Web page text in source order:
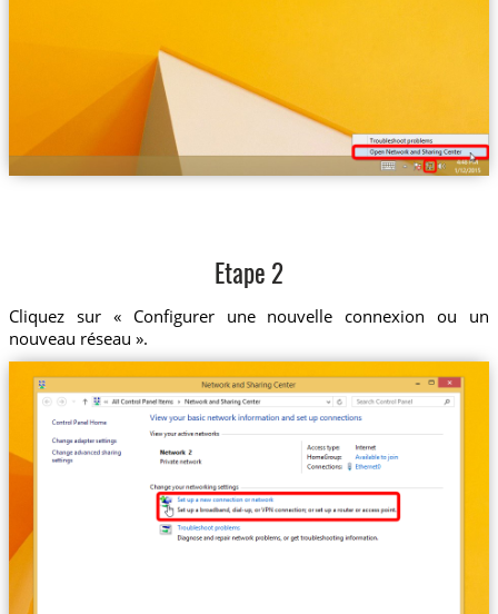
Etape 2
Cliquez sur « Configurer une nouvelle connexion ou un
nouveau réseau ».